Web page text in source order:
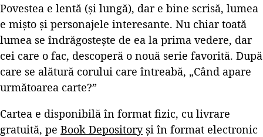
Povestea e lentă (și lungă), dar e bine scrisă, lumea
e mișto și personajele interesante. Nu chiar toată
lumea se îndrăgostește de ea la prima vedere, dar
cei care o fac, descoperă o nouă serie favorită. După
care se alătură corului care întreabă, „Când apare
următoarea carte?”
Cartea e disponibilă în format fizic, cu livrare
gratuită, pe Book Depositoryși în format electronic